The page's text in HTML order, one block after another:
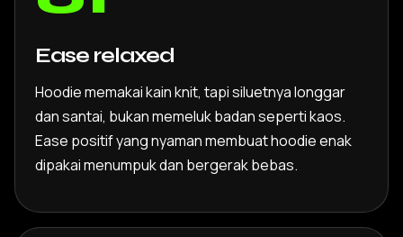
Ease relaxed
Hoodie memakai kain knit, tapi siluetnya longgar
dan santai, bukan memeluk badan seperti kaos.
Ease positif yang nyaman membuat hoodie enak
dipakai menumpuk dan bergerak bebas.